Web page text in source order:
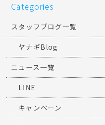
Categories
スタッフブログ一覧
ヤナギBlog
ニュース一覧
LINE
キャンペーン